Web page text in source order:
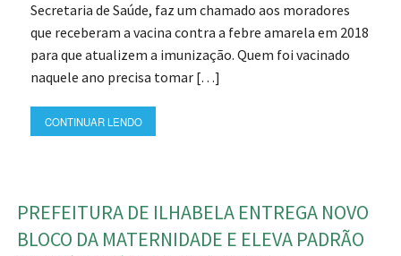
Secretaria de Saúde, faz um chamado aos moradores
que receberam a vacina contra a febre amarela em 2018
para que atualizem a imunização. Quem foi vacinado
naquele ano precisa tomar […]
CONTINUAR LENDO
PREFEITURA DE ILHABELA ENTREGA NOVO
BLOCO DA MATERNIDADE E ELEVA PADRÃO